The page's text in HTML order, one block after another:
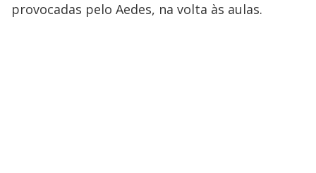
provocadas pelo Aedes, na volta às aulas.